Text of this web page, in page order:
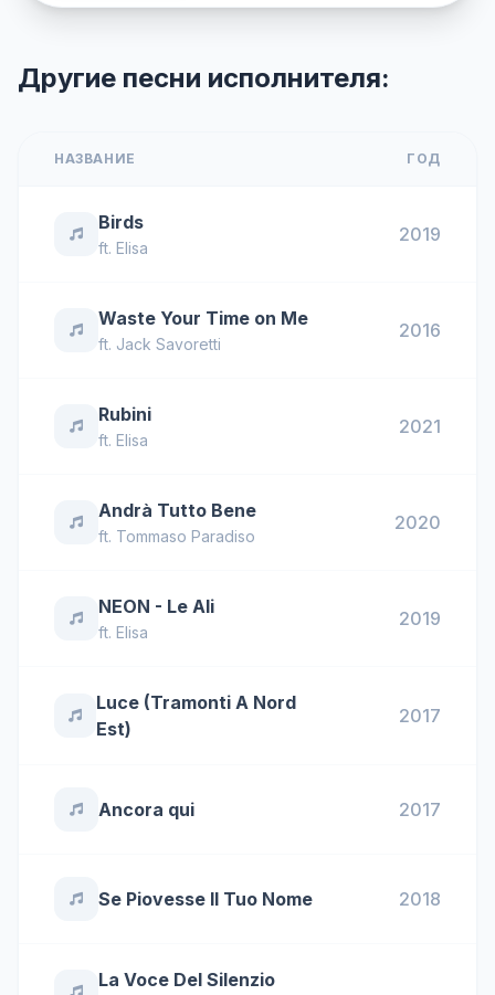
Другие песни исполнителя:
НАЗВАНИЕ ГОД
Birds
ft. Elisa
2019
Waste Your Time on Me
ft. Jack Savoretti
2016
Rubini
ft. Elisa
2021
Andrà Tutto Bene
ft. Tommaso Paradiso
2020
NEON - Le Ali
ft. Elisa
2019
Luce (Tramonti A Nord
Est)
2017
Ancora qui 2017
Se Piovesse Il Tuo Nome 2018
La Voce Del Silenzio